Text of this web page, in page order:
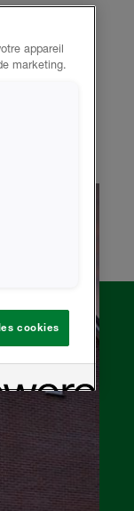
appareil
marketing.
cookies